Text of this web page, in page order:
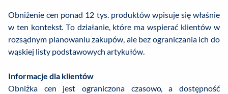
Obniżenie cen ponad 12 tys. produktów wpisuje się właśnie
w ten kontekst. To działanie, które ma wspierać klientów w
rozsądnym planowaniu zakupów, ale bez ograniczania ich do
wąskiej listy podstawowych artykułów.
Informacje dla klientów
Obniżka cen jest ograniczona czasowo, a dostępność